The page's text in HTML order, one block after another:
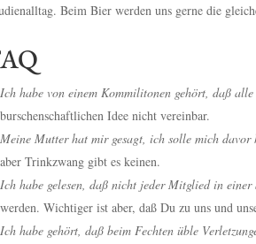
Beim Bier werden uns gerne die
Ich habe von einem Kommilitonen gehört, daß
burschenschaftlichen Idee nicht vereinbar.
Meine Mutter hat mir gesagt, ich solle mich davor
aber Trinkzwang gibt es keinen.
Ich habe gelesen, daß nicht jeder Mitglied in einer
werden. Wichtiger ist aber, daß Du zu uns und
Ich habe gehört, daß beim Fechten üble